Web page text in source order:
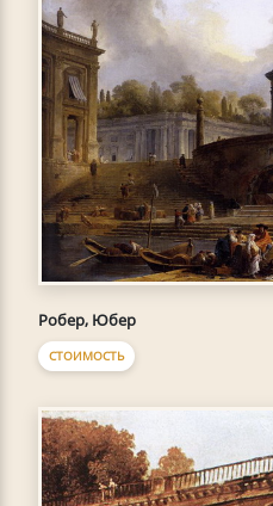
Робер, Юбер
СТОИМОСТЬ